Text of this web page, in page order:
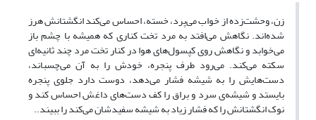
زن، وحشت‌زده از خواب می‌پرد، خسته، احساس می‌کند انگشتانش هرز
شده‌اند. نگاهش می‌افتد به مرد تخت کناری که همیشه با چشم باز
می‌خوابد و نگاهش روی کپسول‌های هوا در کنار تخت مرد چند ثانیه‌ای
سکته می‌کند. می‌رود طرف پنجره، خودش را به آن می‌چسباند،
دست‌هایش را به شیشه فشار می‌دهد، دوست دارد جلوی پنجره
بایستد و شیشه‌ی سرد و براق را کف دست‌های داغش احساس کند و
نوک انگشتانش را که فشار زیاد به شیشه سفیدشان می‌کند را ببیند..